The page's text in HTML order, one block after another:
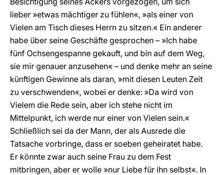
lieber »etwas mächtiger zu fühlen«, »als einer von
Vielen am Tisch dieses Herrn zu sitzen.« Ein anderer
habe über seine Geschäfte gesprochen – »Ich habe
fünf Ochsengespanne gekauft, und bin auf dem Weg,
sie mir genauer anzusehen« – und denke mehr an seine
künftigen Gewinne als daran, »mit diesen Leuten Zeit
zu verschwenden«, wobei er denke: »Da wird von
Vielem die Rede sein, aber ich stehe nicht im
Mittelpunkt, ich werde nur einer von Vielen sein.«
Schließlich sei da der Mann, der als Ausrede die
Tatsache vorbringe, dass er soeben geheiratet habe.
Er könnte zwar auch seine Frau zu dem Fest
mitbringen, aber er wolle »nur Liebe für ihn selbst«. In